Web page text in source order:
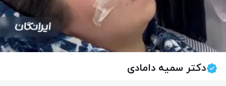
دکتر سمیه دامادی